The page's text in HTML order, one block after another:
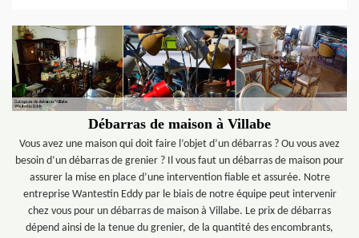
Débarras de maison à Villabe
Vous avez une maison qui doit faire l’objet d’un débarras ? Ou vous avez
besoin d’un débarras de grenier ? Il vous faut un débarras de maison pour
assurer la mise en place d’une intervention fiable et assurée. Notre
entreprise Wantestin Eddy par le biais de notre équipe peut intervenir
chez vous pour un débarras de maison à Villabe. Le prix de débarras
dépend ainsi de la tenue du grenier, de la quantité des encombrants,